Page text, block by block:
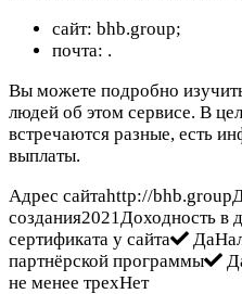
сайт: bhb.group;
почта: .
Вы можете подробно
людей об этом сервисе. В
встречаются разные, есть
выплаты.
Адрес сайтаhttp://
создания2021Доходность в
сертификата у сайта
партнёрской программы
не менее трехНет